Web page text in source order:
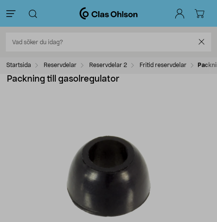
Startsida Reservdelar Reservdelar 2 Fritid reservdelar
Packning till gasolregulator